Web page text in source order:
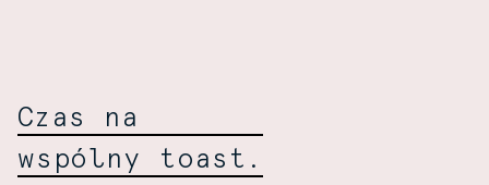
Czas na
wspólny toast.